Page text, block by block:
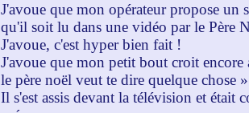
J'avoue que mon opérateur propose
qu'il soit lu dans une vidéo par le Père
J'avoue, c'est hyper bien fait !
J'avoue que mon petit bout croit
le père noël veut te dire quelque chose
Il s'est assis devant la télévision et était